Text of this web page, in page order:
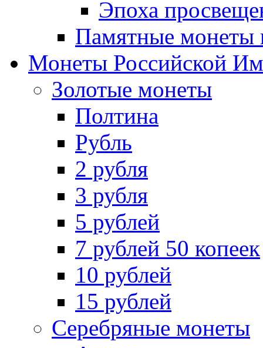
Эпоха
Памятные монеты
Монеты Российской
Золотые монеты
Полтина
Рубль
2 рубля
3 рубля
5 рублей
7 рублей 50 копеек
10 рублей
15 рублей
Серебряные монеты